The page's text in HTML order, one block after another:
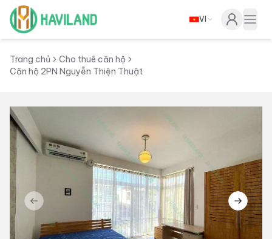
Haviland
VI
Trang chủ
Cho thuê căn hộ
Căn hộ 2PN Nguyễn Thiện Thuật
Previous slide Next